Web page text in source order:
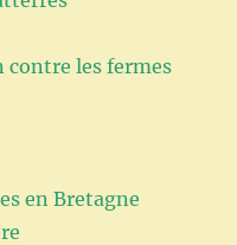
contre les fermes
en Bretagne